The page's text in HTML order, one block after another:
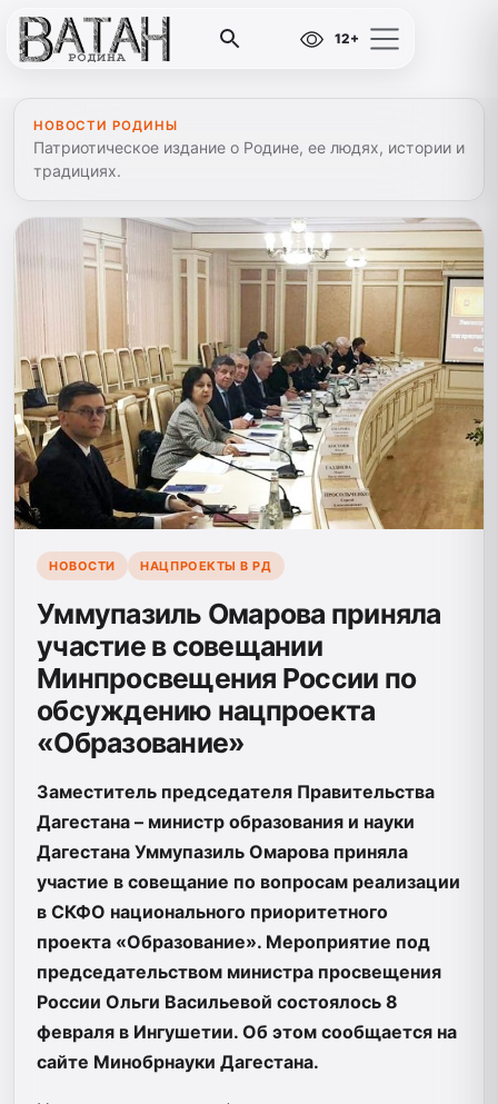
12+
НОВОСТИ РОДИНЫ
Патриотическое издание о Родине, ее людях, истории и
традициях.
НОВОСТИ НАЦПРОЕКТЫ В РД
Уммупазиль Омарова приняла
участие в совещании
Минпросвещения России по
обсуждению нацпроекта
«Образование»
Заместитель председателя Правительства
Дагестана – министр образования и науки
Дагестана Уммупазиль Омарова приняла
участие в совещание по вопросам реализации
в СКФО национального приоритетного
проекта «Образование». Мероприятие под
председательством министра просвещения
России Ольги Васильевой состоялось 8
февраля в Ингушетии. Об этом сообщается на
сайте Минобрнауки Дагестана.